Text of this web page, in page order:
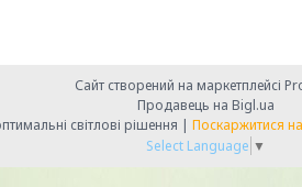
Сайт створений на маркетплейсі
Продавець на Bigl.ua
💡 LIGHT CLUB 💡 - оптимальні світлові рішення | Поскаржитися
Select Language ▼